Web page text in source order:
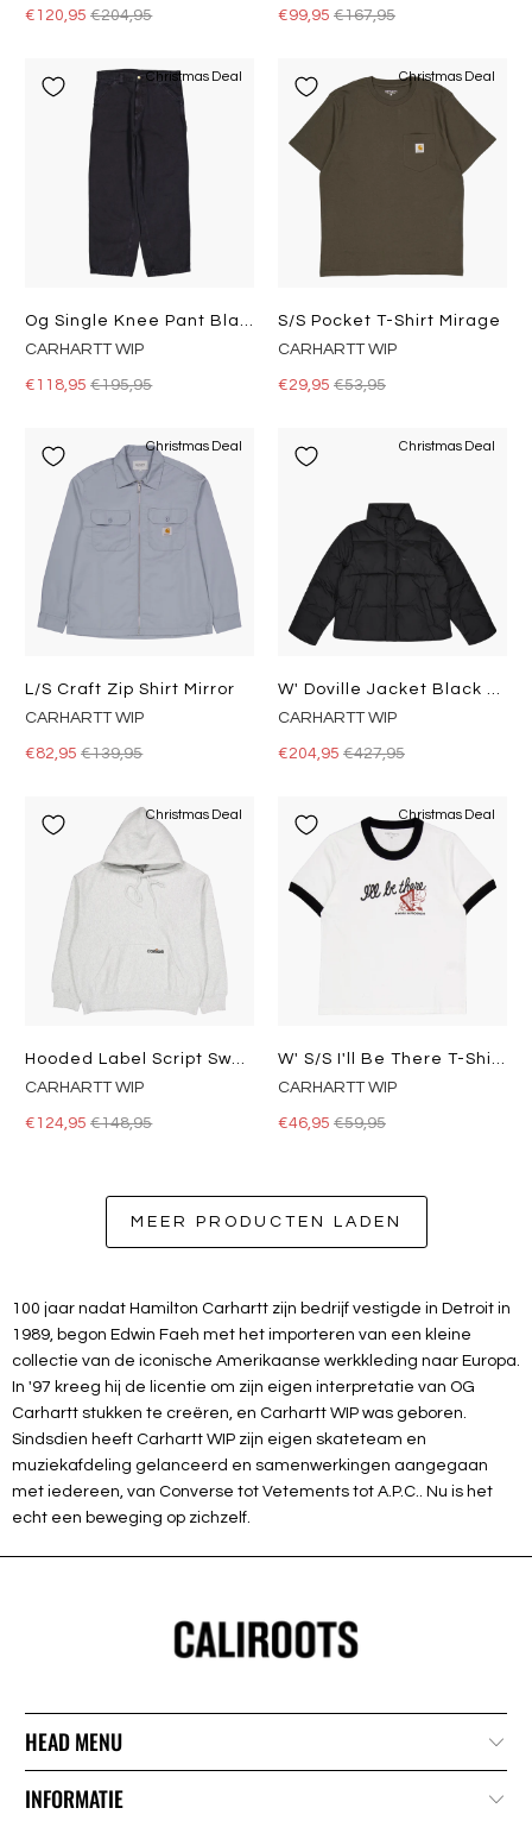
€120,95€204,95 €99,95 €167,95
Christmas Deal
CARHARTT WIP
€118,95€195,95
Christmas Deal
S/s Pocket T-Shirt Mirage
CARHARTT WIP
€29,95 €53,95
Christmas Deal
L/s Craft Zip Shirt Mirror
CARHARTT WIP
€82,95€139,95
Christmas Deal
W' Doville Jacket Black / Black
CARHARTT WIP
€204,95 €427,95
Christmas Deal
Hooded Label Script Sweat Ash Heather
CARHARTT WIP
€124,95€148,95
Christmas Deal
W' S/s I'll Be There T-Shirt White
CARHARTT WIP
€46,95 €59,95
MEER PRODUCTEN LADEN
100 jaar nadat Hamilton Carhartt zijn bedrijf vestigde in Detroit in
1989, begon Edwin Faeh met het importeren van een kleine
collectie van de iconische Amerikaanse werkkleding naar Europa.
In '97 kreeg hij de licentie om zijn eigen interpretatie van OG
Carhartt stukken te creëren, en Carhartt WIP was geboren.
Sindsdien heeft Carhartt WIP zijn eigen skateteam en
muziekafdeling gelanceerd en samenwerkingen aangegaan
met iedereen, van Converse tot Vetements tot A.P.C.. Nu is het
echt een beweging op zichzelf.
HEAD MENU
INFORMATIE